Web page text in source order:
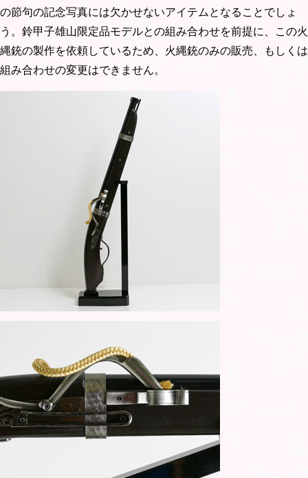
の節句の記念写真には欠かせないアイテムとなることでしょ
う。鈴甲子雄山限定品モデルとの組み合わせを前提に、この火
縄銃の製作を依頼しているため、火縄銃のみの販売、もしくは
組み合わせの変更はできません。